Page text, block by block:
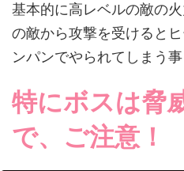
基本的に高レベルの敵の
の敵から攻撃を受けると
ンパンでやられてしまう事
特にボスは脅
で、ご注意！